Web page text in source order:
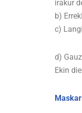
irakur
b)
c)
d)
Ekin